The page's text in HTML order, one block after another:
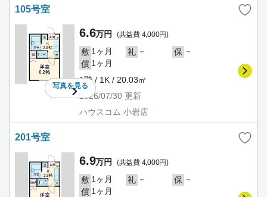
105号室
写真を見る
6.6万円 (共益費 4,000円)
敷 1ヶ月 礼 － 保 －
償 1ヶ月
1階 / 1K / 20.03㎡
2026/07/30 更新
ハウスコム 小岩店
201号室
6.9万円 (共益費 4,000円)
敷 1ヶ月 礼 － 保 －
償 1ヶ月